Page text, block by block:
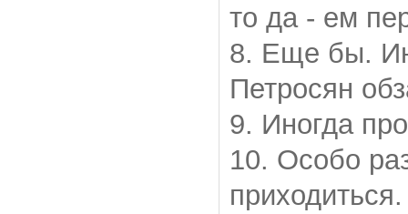
то да - ем
8. Еще бы.
Петросян
9. Иногда
10. Особо
приходиться.